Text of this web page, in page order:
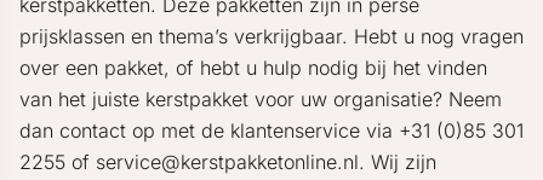
kerstpakketten. Deze pakketten zijn in perse
prijsklassen en thema’s verkrijgbaar. Hebt u nog vragen
over een pakket, of hebt u hulp nodig bij het vinden
van het juiste kerstpakket voor uw organisatie? Neem
dan contact op met de klantenservice via +31 (0)85 301
2255 of service@kerstpakketonline.nl. Wij zijn